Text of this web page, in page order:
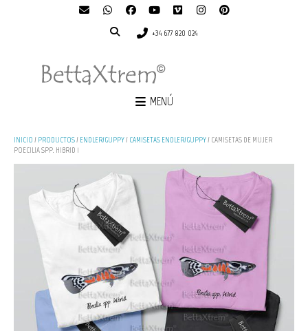
+34 677 820 024
MENÚ
INICIO / PRODUCTOS/ ENDLER/GUPPY/ CAMISETAS ENDLER/GUPPY/ CAMISETAS DE MUJER
POECILIA SPP. HIBRID 1